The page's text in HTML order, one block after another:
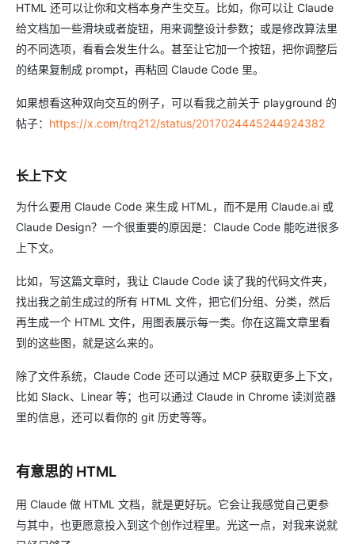
HTML 还可以让你和文档本身产生交互。比如，你可以让 Claude
给文档加一些滑块或者旋钮，用来调整设计参数；或是修改算法里
的不同选项，看看会发生什么。甚至让它加一个按钮，把你调整后
的结果复制成 prompt，再粘回 Claude Code 里。
如果想看这种双向交互的例子，可以看我之前关于 playground 的
帖子： https://x.com/trq212/status/2017024445244924382
长上下文
为什么要用 Claude Code 来生成 HTML，而不是用 Claude.ai 或
Claude Design？一个很重要的原因是：Claude Code 能吃进很多
上下文。
比如，写这篇文章时，我让 Claude Code 读了我的代码文件夹，
找出我之前生成过的所有 HTML 文件，把它们分组、分类，然后
再生成一个 HTML 文件，用图表展示每一类。你在这篇文章里看
到的这些图，就是这么来的。
除了文件系统，Claude Code 还可以通过 MCP 获取更多上下文，
比如 Slack、Linear 等；也可以通过 Claude in Chrome 读浏览器
里的信息，还可以看你的 git 历史等等。
有意思的 HTML
用 Claude 做 HTML 文档，就是更好玩。它会让我感觉自己更参
与其中，也更愿意投入到这个创作过程里。光这一点，对我来说就